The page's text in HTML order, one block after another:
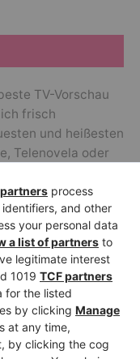
TV-Vorschau
frisch
und heißesten
Telenovela oder
Stars!